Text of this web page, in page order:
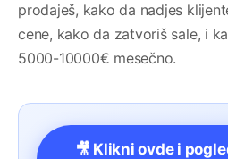
prodaješ, kako da nadjes
cene, kako da zatvoriš sale, i
5000-10000€ mesečno.
🎥 Klikni ovde i